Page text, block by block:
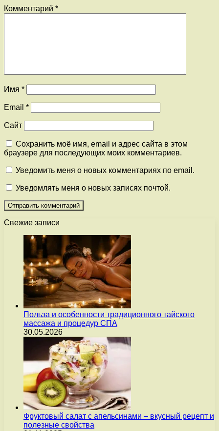
Комментарий *
Имя *
Email *
Сайт
Сохранить моё имя, email и адрес сайта в этом
браузере для последующих моих комментариев.
Уведомить меня о новых комментариях по email.
Уведомлять меня о новых записях почтой.
Свежие записи
Польза и особенности традиционного тайского
массажа и процедур СПА
30.05.2026
Фруктовый салат с апельсинами – вкусный рецепт и
полезные свойства